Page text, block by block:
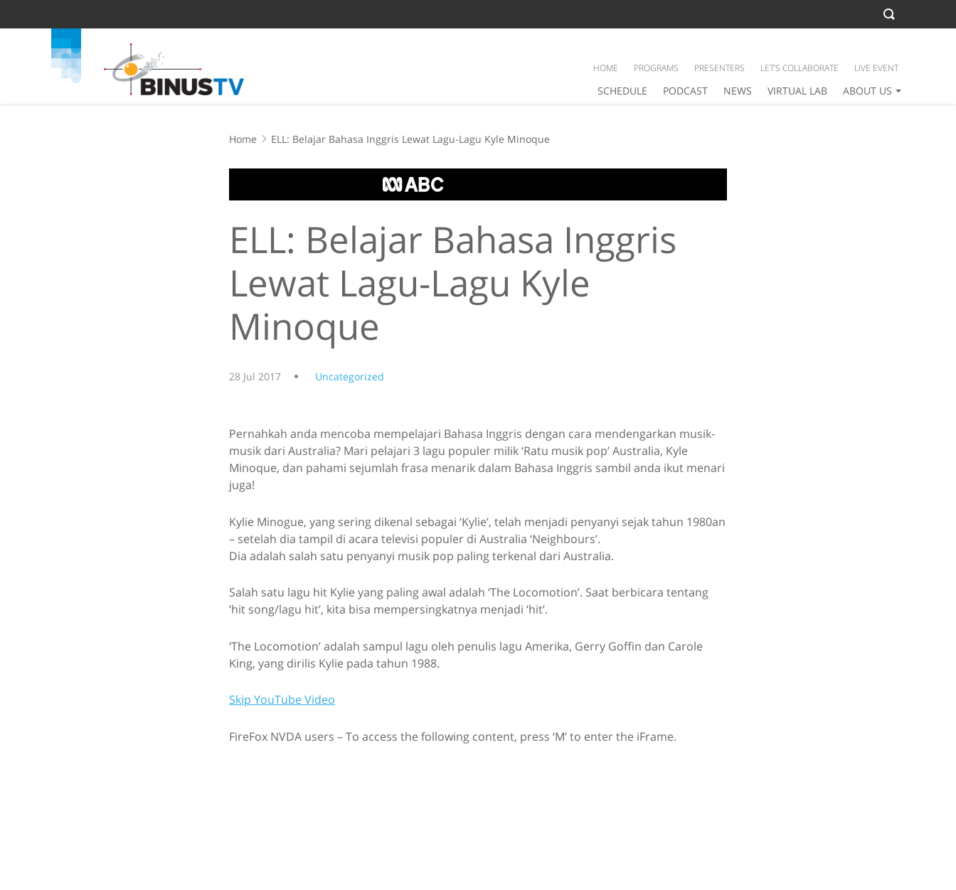
SCHEDULE PODCAST NEWS VIRTUAL LAB ABOUT US
HOME PROGRAMS PRESENTERS LET’S COLLABORATE LIVE EVENT
Home ELL: Belajar Bahasa Inggris Lewat Lagu-Lagu Kyle Minoque
ELL: Belajar Bahasa Inggris
Lewat Lagu-Lagu Kyle
Minoque
28 Jul 2017 Uncategorized
Pernahkah anda mencoba mempelajari Bahasa Inggris dengan cara mendengarkan musik-
musik dari Australia? Mari pelajari 3 lagu populer milik ‘Ratu musik pop’ Australia, Kyle
Minoque, dan pahami sejumlah frasa menarik dalam Bahasa Inggris sambil anda ikut menari
juga!
Kylie Minogue, yang sering dikenal sebagai ‘Kylie’, telah menjadi penyanyi sejak tahun 1980an
– setelah dia tampil di acara televisi populer di Australia ‘Neighbours’.
Dia adalah salah satu penyanyi musik pop paling terkenal dari Australia.
Salah satu lagu hit Kylie yang paling awal adalah ‘The Locomotion’. Saat berbicara tentang
‘hit song/lagu hit’, kita bisa mempersingkatnya menjadi ‘hit’.
‘The Locomotion’ adalah sampul lagu oleh penulis lagu Amerika, Gerry Goffin dan Carole
King, yang dirilis Kylie pada tahun 1988.
Skip YouTube Video
FireFox NVDA users – To access the following content, press ‘M’ to enter the iFrame.